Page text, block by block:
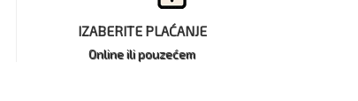
IZABERITE PLAĆANJE
Online ili pouzećem